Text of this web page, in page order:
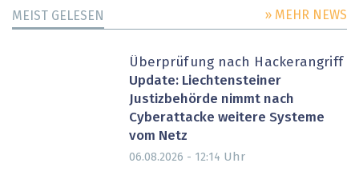
MEIST GELESEN » MEHR NEWS
Überprüfung nach Hackerangriff
Update: Liechtensteiner
Justizbehörde nimmt nach
Cyberattacke weitere Systeme
vom Netz
06.08.2026 - 12:14 Uhr